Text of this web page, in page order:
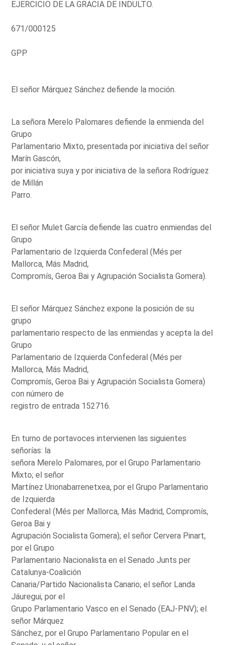
EJERCICIO DE LA GRACIA DE INDULTO.
671/000125
GPP
El señor Márquez Sánchez defiende la moción.
La señora Merelo Palomares defiende la enmienda del
Grupo
Parlamentario Mixto, presentada por iniciativa del señor
Marín Gascón,
por iniciativa suya y por iniciativa de la señora Rodríguez
de Millán
Parro.
El señor Mulet García defiende las cuatro enmiendas del
Grupo
Parlamentario de Izquierda Confederal (Més per
Mallorca, Más Madrid,
Compromís, Geroa Bai y Agrupación Socialista Gomera).
El señor Márquez Sánchez expone la posición de su
grupo
parlamentario respecto de las enmiendas y acepta la del
Grupo
Parlamentario de Izquierda Confederal (Més per
Mallorca, Más Madrid,
Compromís, Geroa Bai y Agrupación Socialista Gomera)
con número de
registro de entrada 152716.
En turno de portavoces intervienen las siguientes
señorías: la
señora Merelo Palomares, por el Grupo Parlamentario
Mixto; el señor
Martínez Urionabarrenetxea, por el Grupo Parlamentario
de Izquierda
Confederal (Més per Mallorca, Más Madrid, Compromís,
Geroa Bai y
Agrupación Socialista Gomera); el señor Cervera Pinart,
por el Grupo
Parlamentario Nacionalista en el Senado Junts per
Catalunya-Coalición
Canaria/Partido Nacionalista Canario; el señor Landa
Jáuregui, por el
Grupo Parlamentario Vasco en el Senado (EAJ-PNV); el
señor Márquez
Sánchez, por el Grupo Parlamentario Popular en el